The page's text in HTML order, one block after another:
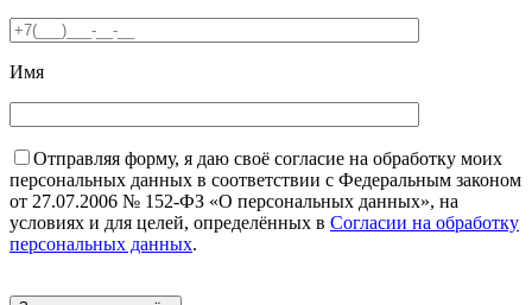
Имя
Отправляя форму, я даю своё согласие на обработку моих
персональных данных в соответствии с Федеральным законом
от 27.07.2006 № 152-ФЗ «О персональных данных», на
условиях и для целей, определённых в Согласии на обработку
персональных данных.